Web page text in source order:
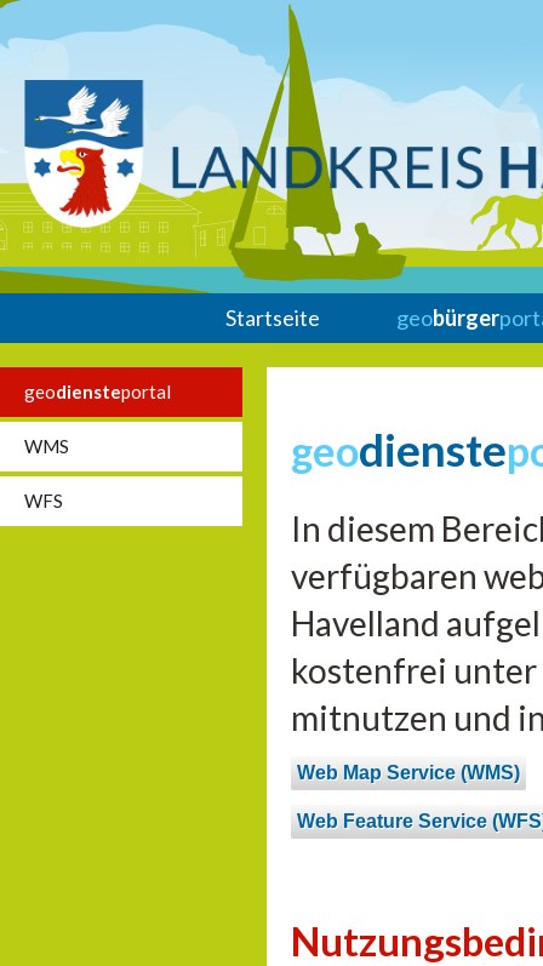
Startseite geobürger
geodiensteportal
WMS
WFS
geodienste
In diesem
verfügbaren
Havelland
kostenfrei unter
mitnutzen und
Web Map Service (WMS)
Web Feature Service